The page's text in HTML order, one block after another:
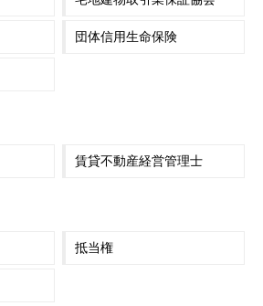
団体信用生命保険
賃貸不動産経営管理士
抵当権